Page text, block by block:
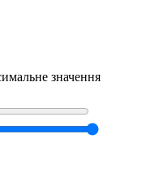
значення